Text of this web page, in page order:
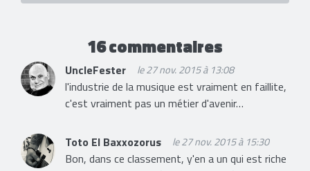
16 commentaires
UncleFester le 27 nov. 2015 à 13:08
l'industrie de la musique est vraiment en faillite,
c'est vraiment pas un métier d'avenir…
Toto El Baxxozorus le 27 nov. 2015 à 15:30
Bon, dans ce classement, y'en a un qui est riche